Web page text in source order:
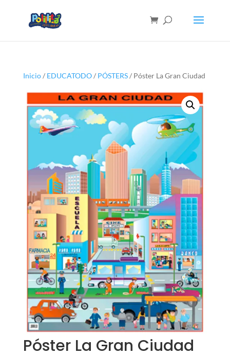
Inicio/ EDUCATODO/ PÓSTERS/ Póster La Gran Ciudad
Póster La Gran Ciudad